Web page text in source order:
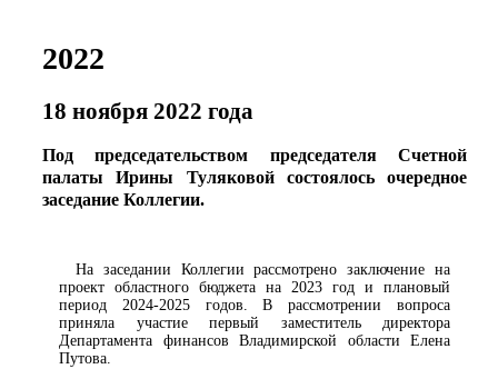
2022
18 ноября 2022 года
Под председательством председателя Счетной
палаты Ирины Туляковой состоялось очередное
заседание Коллегии.
На заседании Коллегии рассмотрено заключение на
проект областного бюджета на 2023 год и плановый
период 2024-2025 годов. В рассмотрении вопроса
приняла участие первый заместитель директора
Департамента финансов Владимирской области Елена
Путова.